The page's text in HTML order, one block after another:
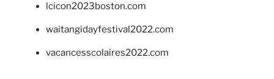
lcicon2023boston.com
waitangidayfestival2022.com
vacancesscolaires2022.com